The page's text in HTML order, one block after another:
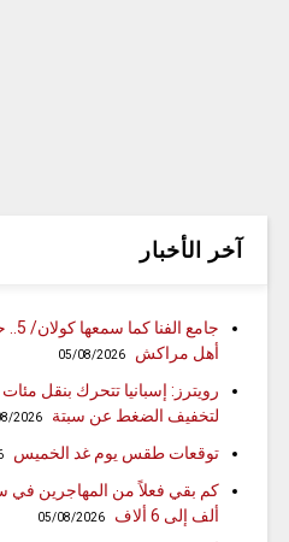
آخر الأخبار
أهل مراكش
05/08/2026
رويترز: إسبانيا تتحرك بنقل
لتخفيف الضغط عن سبتة
2026
توقعات طقس يوم غد الخميس
ألف إلى 6 ألاف
05/08/2026